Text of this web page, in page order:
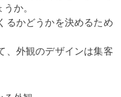
か。
るかどうかを決めるため
、外観のデザインは集客